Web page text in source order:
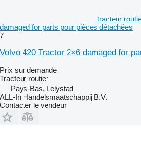
tracteur
damaged for parts pour pièces détachées
7
Volvo 420 Tractor 2×6 damaged for
Prix sur demande
Tracteur routier
Pays-Bas, Lelystad
ALL-In Handelsmaatschappij B.V.
Contacter le vendeur